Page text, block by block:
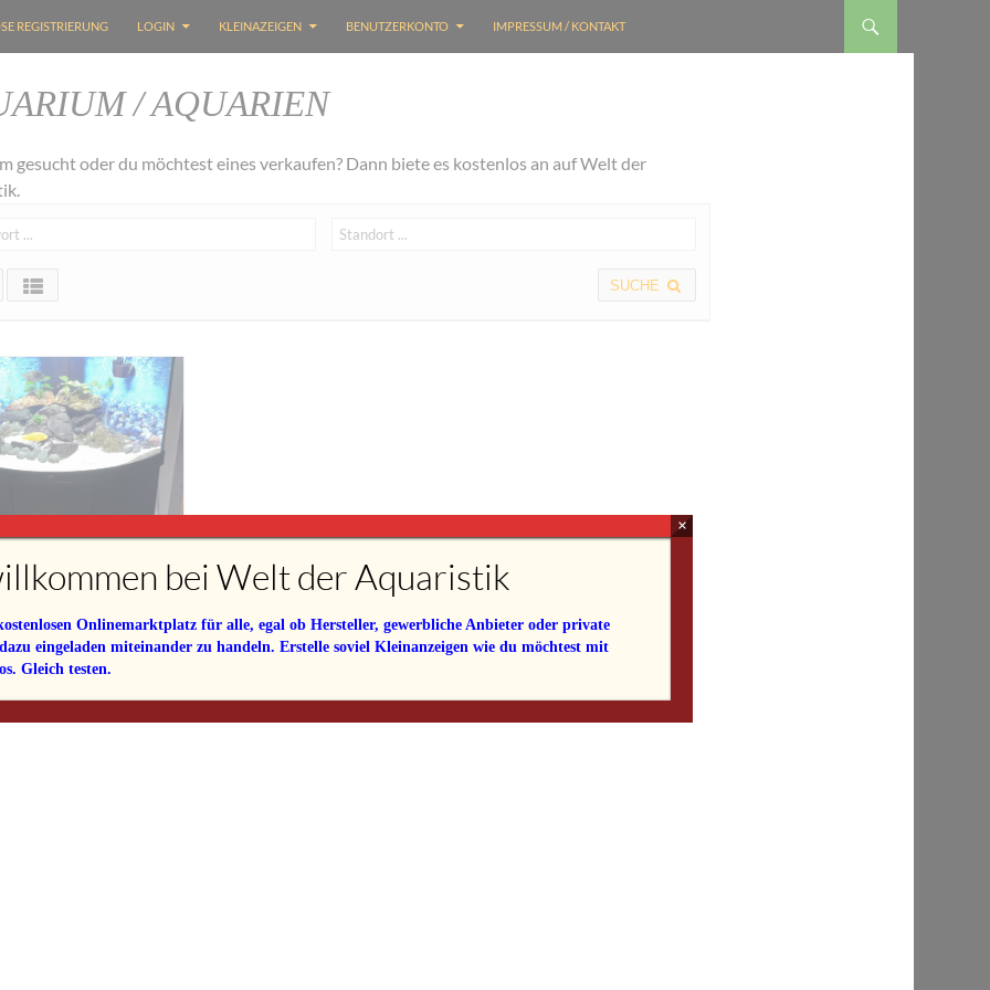
REGISTRIERUNG LOGIN KLEINAZEIGEN BENUTZERKONTO IMPRESSUM / KONTAKT
/ AQUARIEN
gesucht oder du möchtest eines verkaufen? Dann biete es kostenlos an auf Welt der
SUCHE
190L
2025200,00€
bei Welt der Aquaristik
Onlinemarktplatz für alle, egal ob Hersteller, gewerbliche Anbieter oder private
eingeladen miteinander zu handeln. Erstelle soviel Kleinanzeigen wie du möchtest mit
Gleich testen.
×